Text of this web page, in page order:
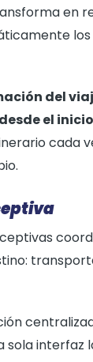
en
del
el inicio
cada
sola interfaz